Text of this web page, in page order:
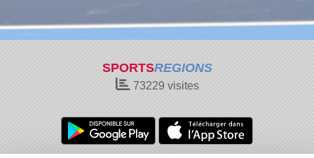
SPORTSREGIONS
73229 visites